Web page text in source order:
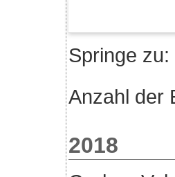
Springe zu:
Anzahl der
2018